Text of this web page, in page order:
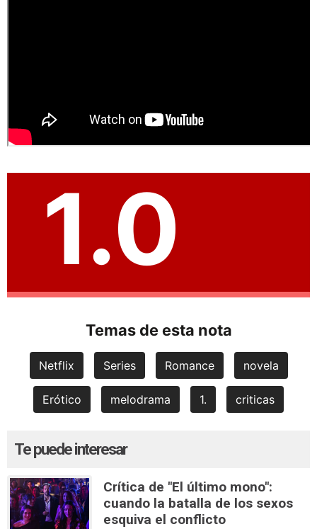
1.0
Temas de esta nota
Netflix Series Romance novela
Erótico melodrama 1. criticas
Te puede interesar
Crítica de "El último mono":
cuando la batalla de los sexos
esquiva el conflicto